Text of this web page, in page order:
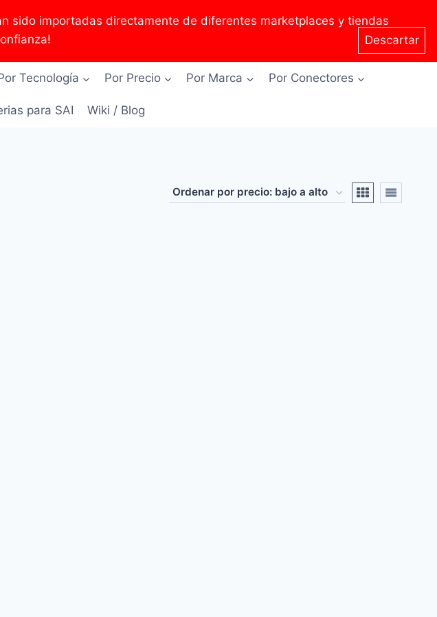
sido importadas directamente de diferentes marketplaces y tiendas
Descartar
Tecnología Por Precio Por Marca Por Conectores
para SAI Wiki / Blog